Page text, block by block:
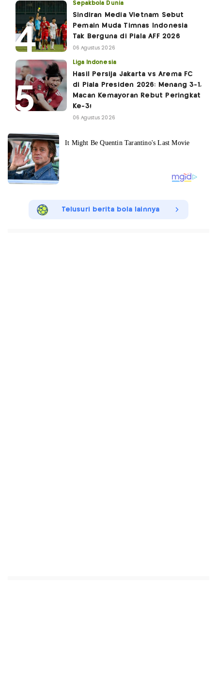
Sepakbola Dunia
Sindiran Media Vietnam Sebut
Pemain Muda Timnas Indonesia
Tak Berguna di Piala AFF 2026
06 Agustus 2026
Liga Indonesia
Hasil Persija Jakarta vs Arema FC
di Piala Presiden 2026: Menang 3-1,
Macan Kemayoran Rebut Peringkat
Ke-3!
06 Agustus 2026
Telusuri berita bola lainnya